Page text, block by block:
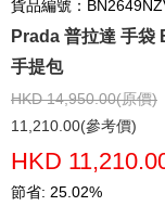
貨品編號：
Prada 普拉達 手袋
手提包
HKD 14,950.00(原價)
11,210.00(參考價)
HKD
節省: 25.02%